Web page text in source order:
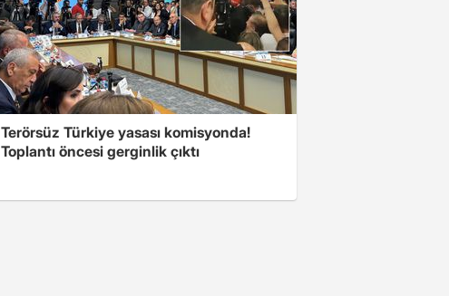
Terörsüz Türkiye yasası komisyonda!
Toplantı öncesi gerginlik çıktı